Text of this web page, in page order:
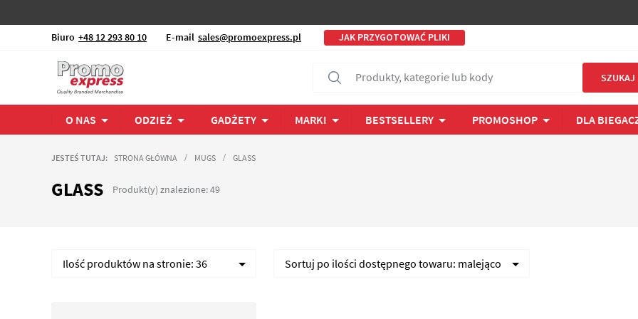
Biuro +48 12 293 80 10 E-mail sales@promoexpress.pl JAK PRZYGOTOWAĆ PLIKI
Produkty, kategorie lub kody
SZUKAJ
O NAS ODZIEŻ GADŻETY MARKI BESTSELLERY PROMOSHOP DLA
JESTEŚ TUTAJ: STRONA GŁÓWNA MUGS GLASS
GLASS Produkt(y) znalezione: 49
Ilość produktów na stronie: 36 Sortuj po ilości dostępnego towaru: malejąco